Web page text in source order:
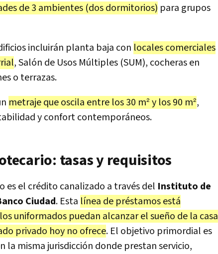
de 3 ambientes (dos dormitorios) para grupos
incluirán planta baja con locales comerciales
, Salón de Usos Múltiples (SUM), cocheras en
o terrazas.
metraje que oscila entre los 30 m² y los 90 m²,
y confort contemporáneos.
tasas y requisitos
es el crédito canalizado a través del Instituto de
Ciudad. Esta línea de préstamos está
uniformados puedan alcanzar el sueño de la casa
privado hoy no ofrece. El objetivo primordial es
misma jurisdicción donde prestan servicio,